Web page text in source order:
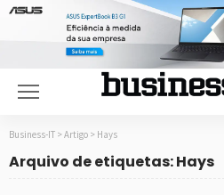
Business-IT > Artigo > Hays
Arquivo de etiquetas: Hays